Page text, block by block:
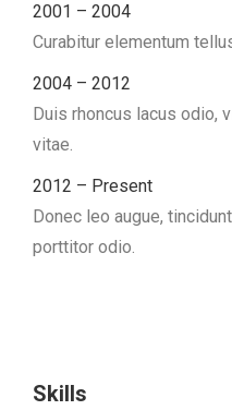
2001 – 2004
Curabitur elementum
2004 – 2012
Duis rhoncus lacus odio,
vitae.
2012 – Present
Donec leo augue,
porttitor odio.
Skills